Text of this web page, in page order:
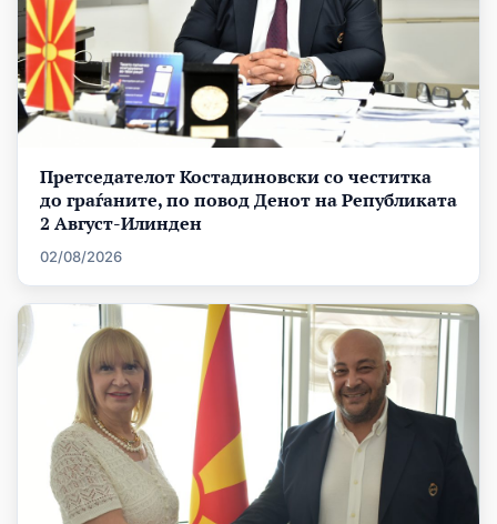
Претседателот Костадиновски со честитка
до граѓаните, по повод Денот на Републиката
2 Август-Илинден
02/08/2026